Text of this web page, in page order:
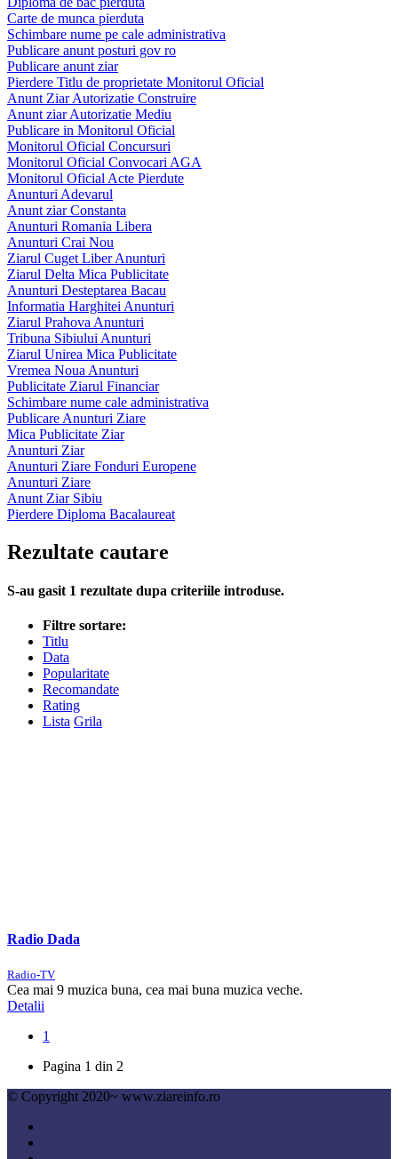
Carte de munca pierduta
Schimbare nume pe cale administrativa
Publicare anunt posturi gov ro
Publicare anunt ziar
Pierdere Titlu de proprietate Monitorul Oficial
Anunt Ziar Autorizatie Construire
Anunt ziar Autorizatie Mediu
Publicare in Monitorul Oficial
Monitorul Oficial Concursuri
Monitorul Oficial Convocari AGA
Monitorul Oficial Acte Pierdute
Anunturi Adevarul
Anunt ziar Constanta
Anunturi Romania Libera
Anunturi Crai Nou
Ziarul Cuget Liber Anunturi
Ziarul Delta Mica Publicitate
Anunturi Desteptarea Bacau
Informatia Harghitei Anunturi
Ziarul Prahova Anunturi
Tribuna Sibiului Anunturi
Ziarul Unirea Mica Publicitate
Vremea Noua Anunturi
Publicitate Ziarul Financiar
Schimbare nume cale administrativa
Publicare Anunturi Ziare
Mica Publicitate Ziar
Anunturi Ziar
Anunturi Ziare Fonduri Europene
Anunturi Ziare
Anunt Ziar Sibiu
Pierdere Diploma Bacalaureat
Rezultate cautare
S-au gasit 1 rezultate dupa criteriile introduse.
Filtre sortare:
Titlu
Data
Popularitate
Recomandate
Rating
Lista Grila
Radio Dada
Radio-TV
Cea mai 9 muzica buna, cea mai buna muzica veche.
Detalii
1
Pagina 1 din 2
© Copyright 2020~ www.ziareinfo.ro